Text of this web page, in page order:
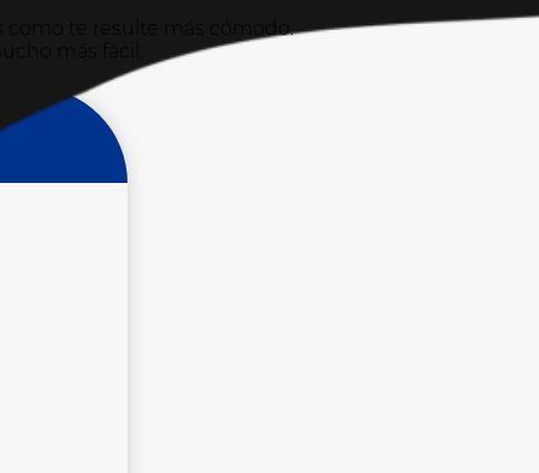
como te resulte más cómodo.